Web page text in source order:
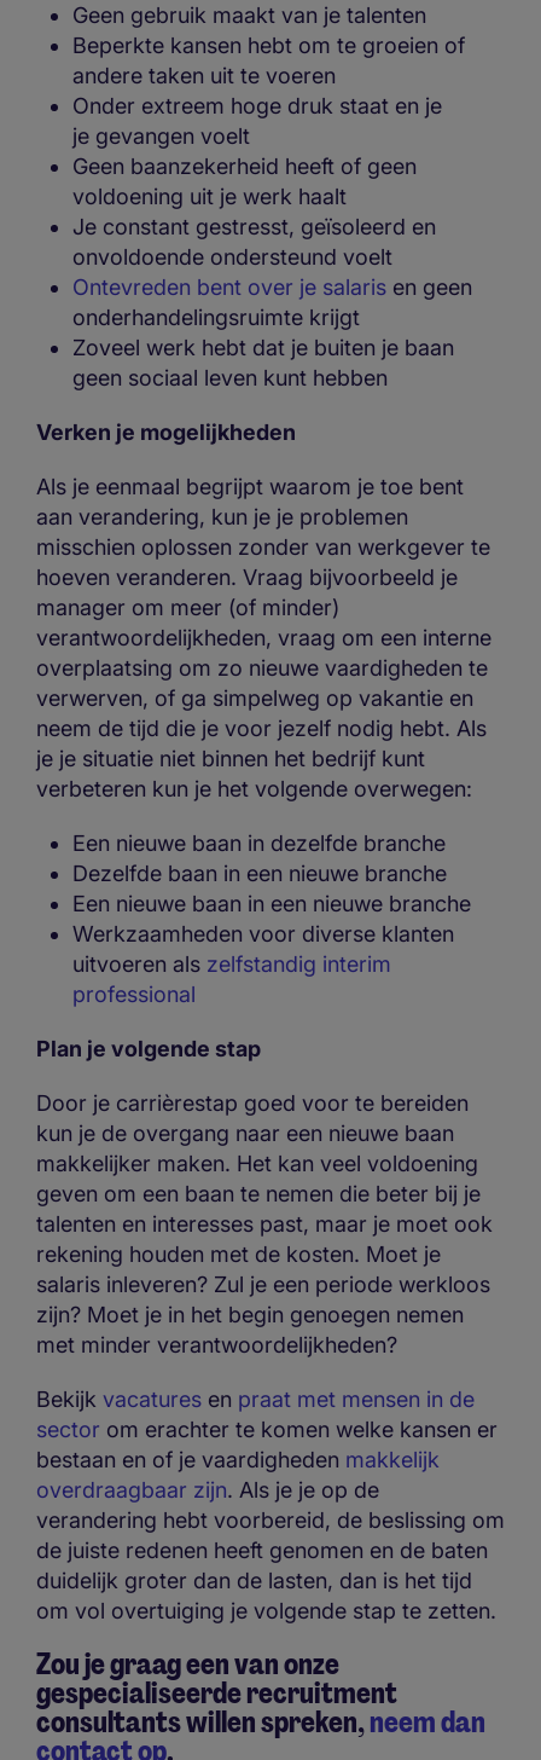
Geen gebruik maakt van je talenten
Beperkte kansen hebt om te groeien of
andere taken uit te voeren
Onder extreem hoge druk staat en je
je gevangen voelt
Geen baanzekerheid heeft of geen
voldoening uit je werk haalt
Je constant gestresst, geïsoleerd en
onvoldoende ondersteund voelt
Ontevreden bent over je salaris en geen
onderhandelingsruimte krijgt
Zoveel werk hebt dat je buiten je baan
geen sociaal leven kunt hebben
Verken je mogelijkheden
Als je eenmaal begrijpt waarom je toe bent
aan verandering, kun je je problemen
misschien oplossen zonder van werkgever te
hoeven veranderen. Vraag bijvoorbeeld je
manager om meer (of minder)
verantwoordelijkheden, vraag om een interne
overplaatsing om zo nieuwe vaardigheden te
verwerven, of ga simpelweg op vakantie en
neem de tijd die je voor jezelf nodig hebt. Als
je je situatie niet binnen het bedrijf kunt
verbeteren kun je het volgende overwegen:
Een nieuwe baan in dezelfde branche
Dezelfde baan in een nieuwe branche
Een nieuwe baan in een nieuwe branche
Werkzaamheden voor diverse klanten
uitvoeren als zelfstandig interim
professional
Plan je volgende stap
Door je carrièrestap goed voor te bereiden
kun je de overgang naar een nieuwe baan
makkelijker maken. Het kan veel voldoening
geven om een baan te nemen die beter bij je
talenten en interesses past, maar je moet ook
rekening houden met de kosten. Moet je
salaris inleveren? Zul je een periode werkloos
zijn? Moet je in het begin genoegen nemen
met minder verantwoordelijkheden?
Bekijk vacatures en praat met mensen in de
sector om erachter te komen welke kansen er
bestaan en of je vaardigheden makkelijk
overdraagbaar zijn. Als je je op de
verandering hebt voorbereid, de beslissing om
de juiste redenen heeft genomen en de baten
duidelijk groter dan de lasten, dan is het tijd
om vol overtuiging je volgende stap te zetten.
Zou je graag een van onze
gespecialiseerde recruitment
consultants willen spreken,neem dan
contact op.